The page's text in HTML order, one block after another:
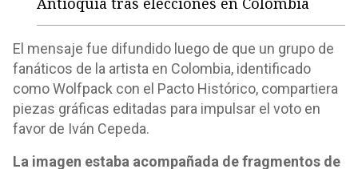
El mensaje fue difundido luego de que un grupo de
fanáticos de la artista en Colombia, identificado
como Wolfpack con el Pacto Histórico, compartiera
piezas gráficas editadas para impulsar el voto en
favor de Iván Cepeda.
La imagen estaba acompañada de fragmentos de